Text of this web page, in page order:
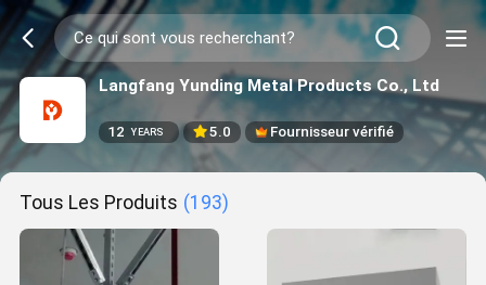
Langfang Yunding Metal Products Co., Ltd
12 YEARS 5.0 Fournisseur vérifié
Tous Les Produits (193)